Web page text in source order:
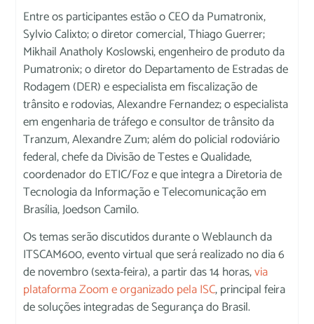
Entre os participantes estão o CEO da Pumatronix,
Sylvio Calixto; o diretor comercial, Thiago Guerrer;
Mikhail Anatholy Koslowski, engenheiro de produto da
Pumatronix; o diretor do Departamento de Estradas de
Rodagem (DER) e especialista em fiscalização de
trânsito e rodovias, Alexandre Fernandez; o especialista
em engenharia de tráfego e consultor de trânsito da
Tranzum, Alexandre Zum; além do policial rodoviário
federal, chefe da Divisão de Testes e Qualidade,
coordenador do ETIC/Foz e que integra a Diretoria de
Tecnologia da Informação e Telecomunicação em
Brasília, Joedson Camilo.
Os temas serão discutidos durante o Weblaunch da
ITSCAM600, evento virtual que será realizado no dia 6
de novembro (sexta-feira), a partir das 14 horas,via
plataforma Zoom e organizado pela ISC, principal feira
de soluções integradas de Segurança do Brasil.